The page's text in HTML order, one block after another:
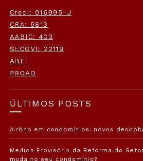
Creci: 016995-J
CRA: 5813
AABIC: 403
SECOVI: 22119
ABF
PROAD
ÚLTIMOS POSTS
Airbnb em condomínios: novos
Medida Provisória da Reforma do
muda no seu condomínio?